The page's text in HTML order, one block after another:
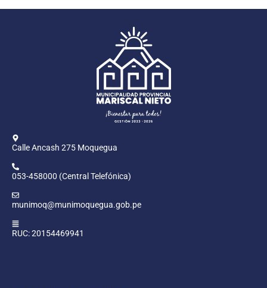
Calle Ancash 275 Moquegua
053-458000 (Central Telefónica)
munimoq@munimoquegua.gob.pe
RUC: 20154469941